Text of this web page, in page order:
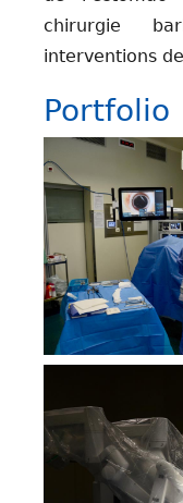
chirurgie
interventions
Portfolio